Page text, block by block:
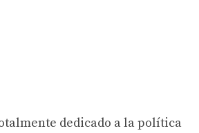
dedicado a la política